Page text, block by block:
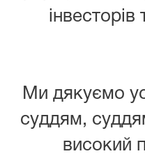
Ми дякуємо
суддям,
високий